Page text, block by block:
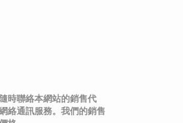
時聯絡本網站的銷售代
絡通訊服務。我們的銷售